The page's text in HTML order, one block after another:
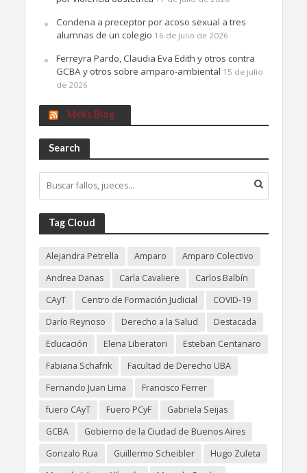
Condena a preceptor por acoso sexual a tres
alumnas de un colegio 16 de julio de 2026
Ferreyra Pardo, Claudia Eva Edith y otros contra
GCBA y otros sobre amparo-ambiental 15 de julio
de 2026
Meks Blog
Search
Tag Cloud
Alejandra Petrella Amparo
Amparo Colectivo
Andrea Danas
Carla Cavaliere
Carlos Balbín
CAyT
Centro de Formación Judicial
COVID-19
Darío Reynoso
Derecho a la Salud
Destacada
Educación
Elena Liberatori
Esteban Centanaro
Fabiana Schafrik
Facultad de Derecho UBA
Fernando Juan Lima
Francisco Ferrer
fuero CAyT
Fuero PCyF
Gabriela Seijas
GCBA
Gobierno de la Ciudad de Buenos Aires
Gonzalo Rua
Guillermo Scheibler
Hugo Zuleta